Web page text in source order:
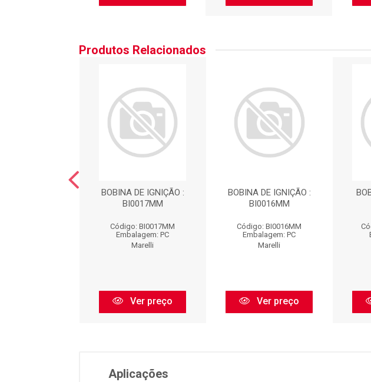
Produtos Relacionados
BOBINA DE IGNIÇÃO :
BI0017MM
Código: BI0017MM
Embalagem: PC
Marelli
Ver preço
BOBINA DE IGNIÇÃO :
BI0016MM
Código: BI0016MM
Embalagem: PC
Marelli
Ver preço
Aplicações